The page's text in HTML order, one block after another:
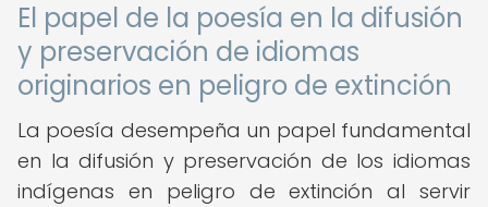
El papel de la poesía en la difusión
y preservación de idiomas
originarios en peligro de extinción
La poesía desempeña un papel fundamental
en la difusión y preservación de los idiomas
indígenas en peligro de extinción al servir